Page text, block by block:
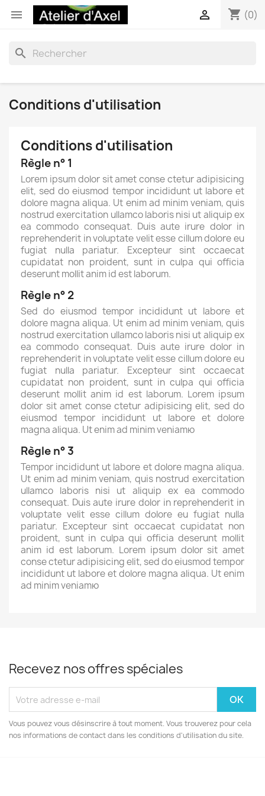
 shopping_cart (0)

search
Conditions d'utilisation
Conditions d'utilisation
Règle n° 1
Lorem ipsum dolor sit amet conse ctetur adipisicing
elit, sed do eiusmod tempor incididunt ut labore et
dolore magna aliqua. Ut enim ad minim veniam, quis
nostrud exercitation ullamco laboris nisi ut aliquip ex
ea commodo consequat. Duis aute irure dolor in
reprehenderit in voluptate velit esse cillum dolore eu
fugiat nulla pariatur. Excepteur sint occaecat
cupidatat non proident, sunt in culpa qui officia
deserunt mollit anim id est laborum.
Règle n° 2
Sed do eiusmod tempor incididunt ut labore et
dolore magna aliqua. Ut enim ad minim veniam, quis
nostrud exercitation ullamco laboris nisi ut aliquip ex
ea commodo consequat. Duis aute irure dolor in
reprehenderit in voluptate velit esse cillum dolore eu
fugiat nulla pariatur. Excepteur sint occaecat
cupidatat non proident, sunt in culpa qui officia
deserunt mollit anim id est laborum. Lorem ipsum
dolor sit amet conse ctetur adipisicing elit, sed do
eiusmod tempor incididunt ut labore et dolore
magna aliqua. Ut enim ad minim veniamю
Règle n° 3
Tempor incididunt ut labore et dolore magna aliqua.
Ut enim ad minim veniam, quis nostrud exercitation
ullamco laboris nisi ut aliquip ex ea commodo
consequat. Duis aute irure dolor in reprehenderit in
voluptate velit esse cillum dolore eu fugiat nulla
pariatur. Excepteur sint occaecat cupidatat non
proident, sunt in culpa qui officia deserunt mollit
anim id est laborum. Lorem ipsum dolor sit amet
conse ctetur adipisicing elit, sed do eiusmod tempor
incididunt ut labore et dolore magna aliqua. Ut enim
ad minim veniamю
Recevez nos offres spéciales
Vous pouvez vous désinscrire à tout moment. Vous trouverez pour cela
nos informations de contact dans les conditions d'utilisation du site.